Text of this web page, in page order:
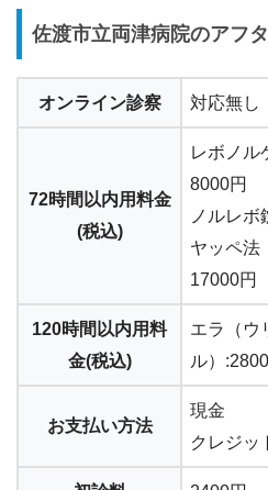
佐渡市立両津病院のアフ
オンライン診察 対応無し
72時間以内用料金
(税込)
レボノル
8000円
ノルレボ
ヤッペ法
17000円
120時間以内用料
金(税込)
エラ（ウ
ル）
お支払い方法
現金
クレジッ